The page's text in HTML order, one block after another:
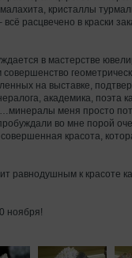
кристаллы
расцвечено в краски
в мастерстве
на выставке,
академика, поэта
меня просто
во мне порой
красота,
равнодушным к красоте
ноября!